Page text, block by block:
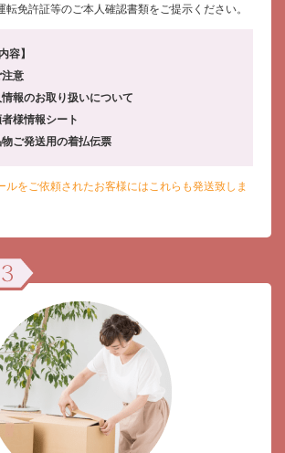
転免許証等のご本人確認書類をご提示ください。
容】
意
報のお取り扱いについて
様情報シート
ご発送用の着払伝票
をご依頼されたお客様にはこれらも発送致しま